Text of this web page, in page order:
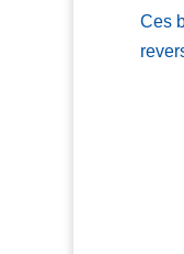
Ces